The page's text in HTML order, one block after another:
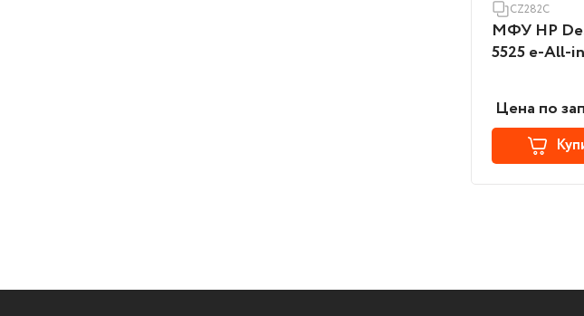
CZ282C
МФУ HP
5525 e-All-
Цена по